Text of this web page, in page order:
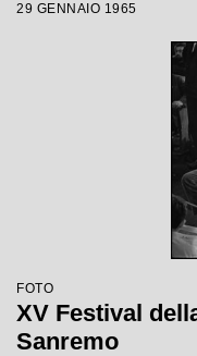
29 GENNAIO 1965
FOTO
XV Festival
Sanremo